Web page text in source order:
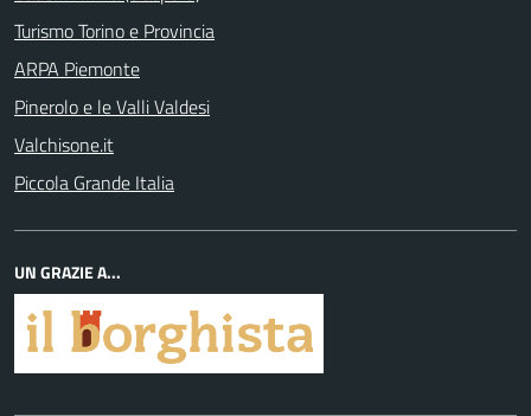
Turismo Torino e Provincia
ARPA Piemonte
Pinerolo e le Valli Valdesi
Valchisone.it
Piccola Grande Italia
UN GRAZIE A...